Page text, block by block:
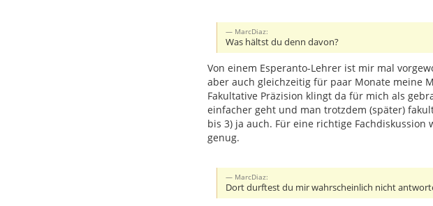
MarcDiaz:
Was hältst du denn davon?
Von einem Esperanto-Lehrer ist mir mal
aber auch gleichzeitig für paar Monate meine
Fakultative Präzision klingt da für mich als
einfacher geht und man trotzdem (später)
bis 3) ja auch. Für eine richtige
genug.
MarcDiaz:
Dort durftest du mir wahrscheinlich nicht